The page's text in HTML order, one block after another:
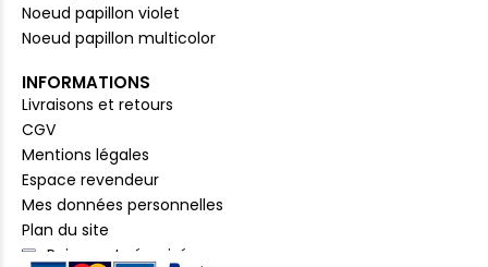
Noeud papillon violet
Noeud papillon multicolor
INFORMATIONS
Livraisons et retours
CGV
Mentions légales
Espace revendeur
Mes données personnelles
Plan du site
Paiement sécurisé